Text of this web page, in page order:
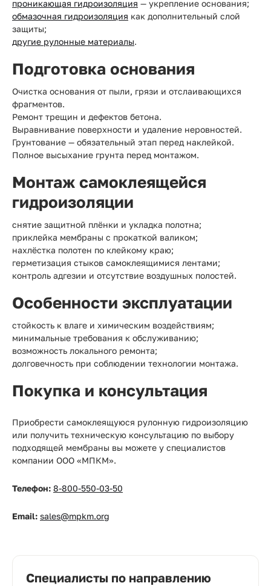
проникающая гидроизоляция — укрепление основания;
обмазочная гидроизоляция как дополнительный слой
защиты;
другие рулонные материалы.
Подготовка основания
Очистка основания от пыли, грязи и отслаивающихся
фрагментов.
Ремонт трещин и дефектов бетона.
Выравнивание поверхности и удаление неровностей.
Грунтование — обязательный этап перед наклейкой.
Полное высыхание грунта перед монтажом.
Монтаж самоклеящейся
гидроизоляции
снятие защитной плёнки и укладка полотна;
приклейка мембраны с прокаткой валиком;
нахлёстка полотен по клейкому краю;
герметизация стыков самоклеящимися лентами;
контроль адгезии и отсутствие воздушных полостей.
Особенности эксплуатации
стойкость к влаге и химическим воздействиям;
минимальные требования к обслуживанию;
возможность локального ремонта;
долговечность при соблюдении технологии монтажа.
Покупка и консультация
Приобрести самоклеящуюся рулонную гидроизоляцию
или получить техническую консультацию по выбору
подходящей мембраны вы можете у специалистов
компании ООО «МПКМ».
Телефон: 8-800-550-03-50
Email: sales@mpkm.org
Специалисты по направлению